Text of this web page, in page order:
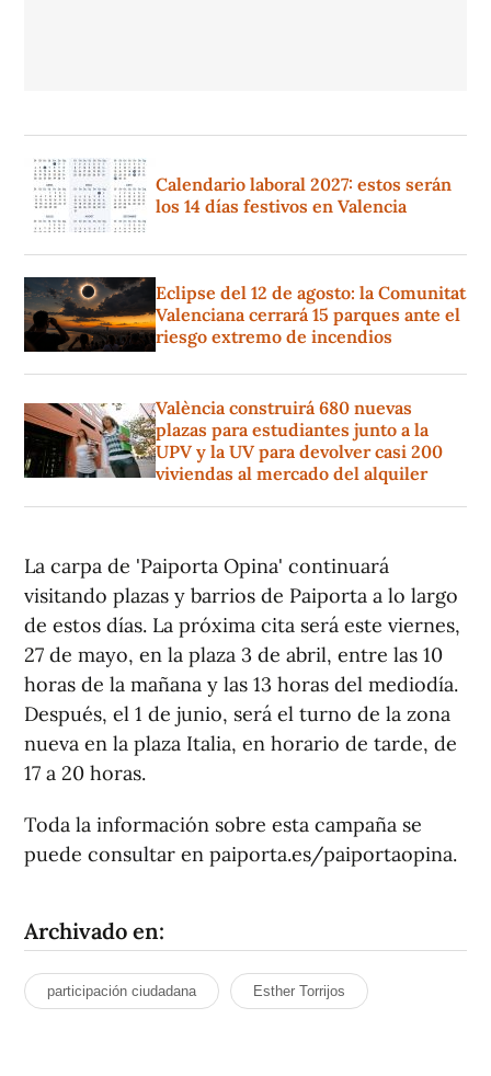
Calendario laboral 2027: estos serán
los 14 días festivos en Valencia
Eclipse del 12 de agosto: la Comunitat
Valenciana cerrará 15 parques ante el
riesgo extremo de incendios
València construirá 680 nuevas
plazas para estudiantes junto a la
UPV y la UV para devolver casi 200
viviendas al mercado del alquiler
La carpa de 'Paiporta Opina' continuará
visitando plazas y barrios de Paiporta a lo largo
de estos días. La próxima cita será este viernes,
27 de mayo, en la plaza 3 de abril, entre las 10
horas de la mañana y las 13 horas del mediodía.
Después, el 1 de junio, será el turno de la zona
nueva en la plaza Italia, en horario de tarde, de
17 a 20 horas.
Toda la información sobre esta campaña se
puede consultar en paiporta.es/paiportaopina.
Archivado en:
participación ciudadana Esther Torrijos